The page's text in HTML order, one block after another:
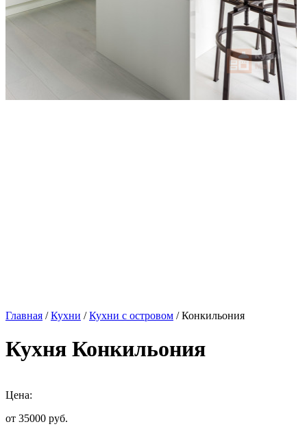
Главная /Кухни /Кухни с островом / Конкильония
Кухня Конкильония
Цена:
от 35000 руб.